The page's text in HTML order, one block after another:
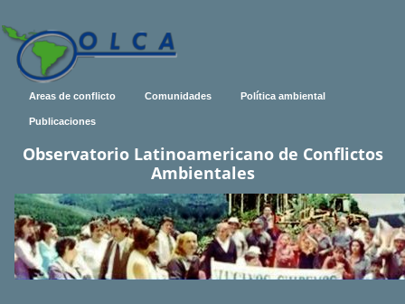
Areas de conflicto Comunidades Política ambiental
Publicaciones
Observatorio Latinoamericano de Conflictos
Ambientales